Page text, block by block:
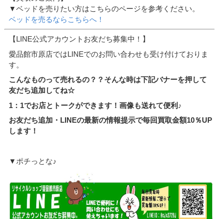
▼ベッドを売りたい方はこちらのページを参考ください。
ベッドを売るならこちらへ！
【LINE公式アカウントお友だち募集中！】
愛品館市原店ではLINEでのお問い合わせも受け付けておりま
す。
こんなものって売れるの？？そんな時は下記バナーを押して
友だち追加してね☆
1：1でお店とトークができます！画像も送れて便利♪
お友だち追加・LINEの最新の情報提示で毎回買取金額10％UP
します！
▼ポチっとな♪